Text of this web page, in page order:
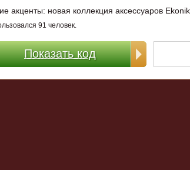
акценты: новая коллекция аксессуаров
91 человек.
Показать код